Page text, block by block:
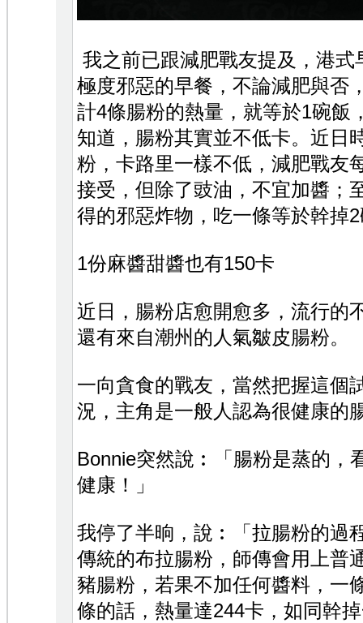
我之前已跟減肥戰友提及，港式
極度邪惡的早餐，不論減肥與否
計4條腸粉的熱量，就等於1碗飯
知道，腸粉其實並不低卡。近日
粉，卡路里一樣不低，減肥戰友
接受，但除了豉油，不宜加醬；
得的邪惡炸物，吃一條等於幹掉
1份麻醬甜醬也有150卡
近日，腸粉店愈開愈多，流行的
還有來自潮州的人氣皺皮腸粉。
一向貪食的戰友，當然把握這個
況，主角是一般人認為很健康的
Bonnie突然說︰「腸粉是蒸的，
健康！」
我停了半晌，說︰「拉腸粉的過
傳統的布拉腸粉，師傳會用上普
豬腸粉，若果不加任何醬料，一
條的話，熱量達244卡，如同幹